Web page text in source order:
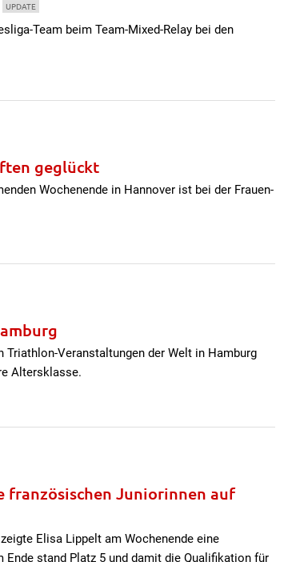
UPDATE
Team beim Team-Mixed-Relay bei den
geglückt
Wochenende in Hannover ist bei der Frauen-
Veranstaltungen der Welt in Hamburg
Altersklasse.
französischen Juniorinnen auf
Elisa Lippelt am Wochenende eine
stand Platz 5 und damit die Qualifikation für